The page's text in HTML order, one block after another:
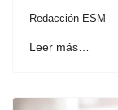
Redacción ESM
Leer más…